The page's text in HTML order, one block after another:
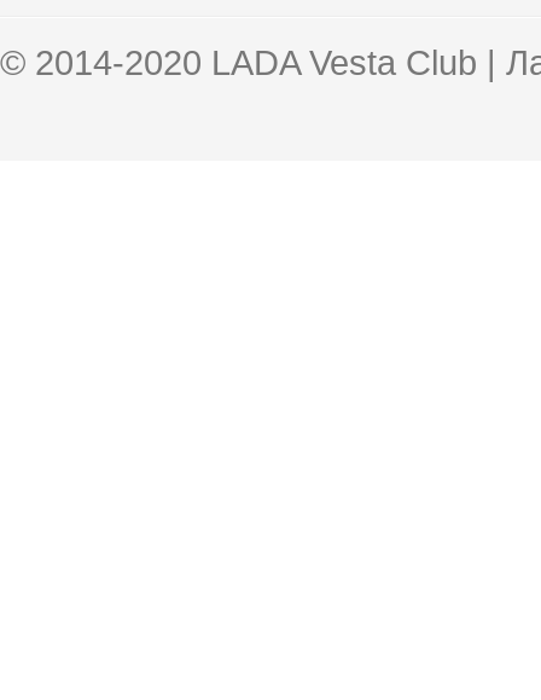
© 2014-2020 LADA Vesta Club |